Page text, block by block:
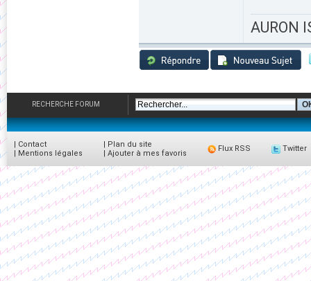
AURON
RECHERCHE FORUM
| Contact
| Mentions légales
| Plan du site
| Ajouter à mes favoris
Flux RSS Twitter